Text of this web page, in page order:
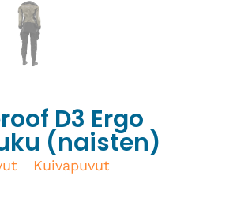
D3 Ergo
(naisten)
Kuivapuvut